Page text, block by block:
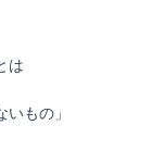
は
もの」